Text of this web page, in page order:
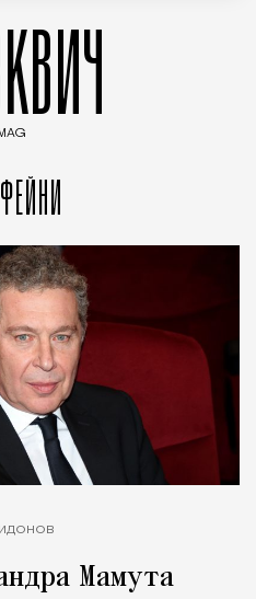
MAG
Мамута